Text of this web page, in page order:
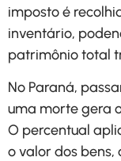
imposto é
inventário,
patrimônio total
No Paraná,
uma morte gera
O percentual
o valor dos